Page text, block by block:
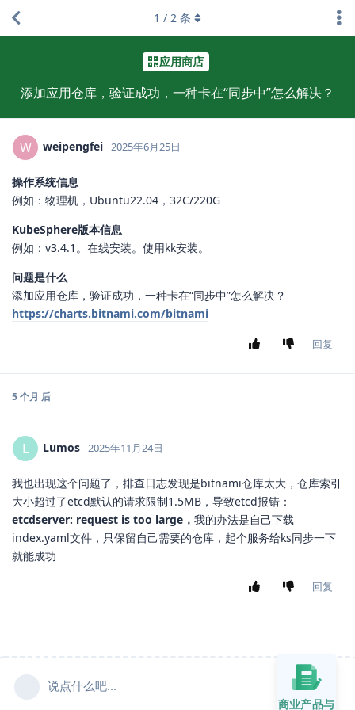
应用商店
添加应用仓库，验证成功，一种卡在“同步中”怎么解决？
1 / 2 条
W weipengfei 2025年6月25日
操作系统信息
例如：物理机，Ubuntu22.04，32C/220G
KubeSphere版本信息
例如：v3.4.1。在线安装。使用kk安装。
问题是什么
添加应用仓库，验证成功，一种卡在“同步中”怎么解决？
https://charts.bitnami.com/bitnami
回复
5 个月 后
L Lumos 2025年11月24日
我也出现这个问题了，排查日志发现是bitnami仓库太大，仓库索引
大小超过了etcd默认的请求限制1.5MB，导致etcd报错：
etcdserver: request is too large， 我的办法是自己下载
index.yaml文件，只保留自己需要的仓库，起个服务给ks同步一下
就能成功
回复
说点什么吧...
商业产品与